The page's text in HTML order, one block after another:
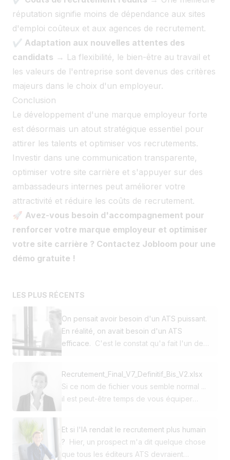
réputation signifie moins de dépendance aux sites
d'emploi coûteux et aux agences de recrutement.
✔ Adaptation aux nouvelles attentes des
candidats → La flexibilité, le bien-être au travail et
les valeurs de l'entreprise sont devenus des critères
majeurs dans le choix d'un employeur.
Conclusion
Le développement d'une marque employeur forte
est désormais un atout stratégique essentiel pour
attirer les talents et optimiser vos recrutements.
Investir dans une communication transparente,
optimiser votre site carrière et s'appuyer sur des
ambassadeurs internes peut améliorer votre
attractivité et réduire les coûts de recrutement.
🚀 Avez-vous besoin d'accompagnement pour
renforcer votre marque employeur et optimiser
votre site carrière ? Contactez Jobloom pour une
démo gratuite !
LES PLUS RÉCENTS
On pensait avoir besoin d'un ATS puissant.
En réalité, on avait besoin d'un ATS
efficace. C'est le constat qu'a fait l'un de
déjà notre site carrière et notre solution de
choisi l'un des leaders mondiaux du
pas la puissance qui faisait la différence.
C'était la simplicité, la rapidité et l'efficacité.
🚀 Puis est venue une question simple : 👉
Recrutement_Final_V7_Definitif_Bis_V2.xlsx
Si ce nom de fichier vous semble normal ...
il est peut-être temps de vous équiper
recrutements en parallèle ➡️ Des CV dans
Outlook ou dans des dossiers dropbox ➡️
Et si l'IA rendait le recrutement plus humain
? Hier, un prospect m'a dit quelque chose
que tous les éditeurs ATS devraient